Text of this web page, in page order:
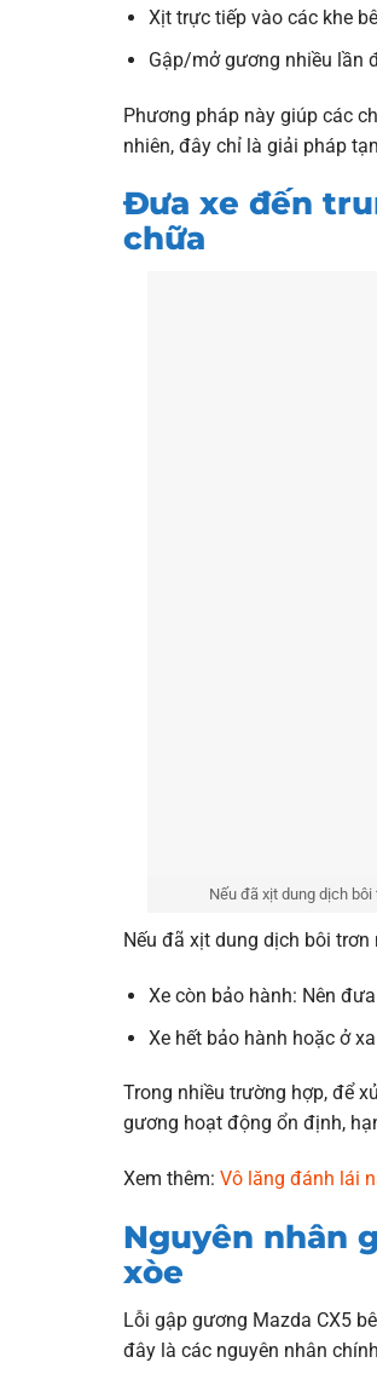
Xịt trực tiếp vào các khe
Gập/mở gương nhiều lần
Phương pháp này giúp các
nhiên, đây chỉ là giải pháp
Đưa xe đến
chữa
Nếu đã xịt dung dịch
Nếu đã xịt dung dịch bôi
Xe còn bảo hành: Nên
Xe hết bảo hành hoặc ở
Trong nhiều trường hợp, để
gương hoạt động ổn định,
Xem thêm: Vô lăng đánh lái
Nguyên nhân
xòe
Lỗi gập gương Mazda CX5
đây là các nguyên nhân